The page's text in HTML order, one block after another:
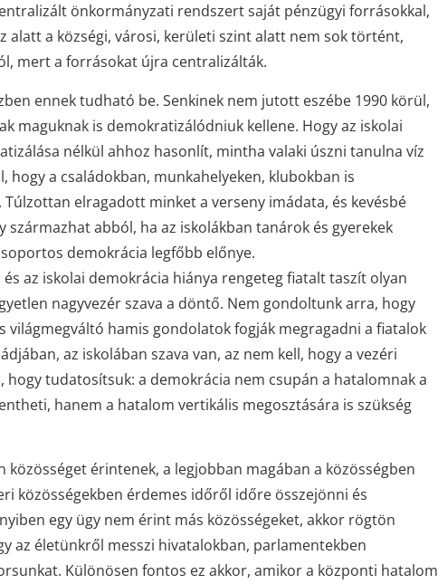
önkormányzati rendszert saját pénzügyi forrásokkal,
alatt a községi, városi, kerületi szint alatt nem sok történt,
mert a forrásokat újra centralizálták.
ennek tudható be. Senkinek nem jutott eszébe 1990 körül,
maguknak is demokratizálódniuk kellene. Hogy az iskolai
nélkül ahhoz hasonlít, mintha valaki úszni tanulna víz
hogy a családokban, munkahelyeken, klubokban is
elragadott minket a verseny imádata, és kevésbé
abból, ha az iskolákban tanárok és gyerekek
demokrácia legfőbb előnye.
az iskolai demokrácia hiánya rengeteg fiatalt taszít olyan
nagyvezér szava a döntő. Nem gondoltunk arra, hogy
hamis gondolatok fogják megragadni a fiatalok
az iskolában szava van, az nem kell, hogy a vezéri
hogy tudatosítsuk: a demokrácia nem csupán a hatalomnak a
hanem a hatalom vertikális megosztására is szükség
közösséget érintenek, a legjobban magában a közösségben
közösségekben érdemes időről időre összejönni és
egy ügy nem érint más közösségeket, akkor rögtön
az életünkről messzi hivatalokban, parlamentekben
Különösen fontos ez akkor, amikor a központi hatalom